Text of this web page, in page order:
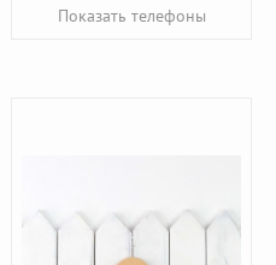
Показать телефоны